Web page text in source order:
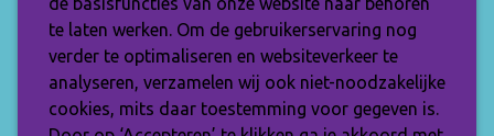
mailadres dan in en ontvang de Make My
Moment nieuwsbrief.
te laten werken. Om de gebruikerservaring nog
verder te optimaliseren en websiteverkeer te
analyseren, verzamelen wij ook niet-noodzakelijke
cookies, mits daar toestemming voor gegeven is.